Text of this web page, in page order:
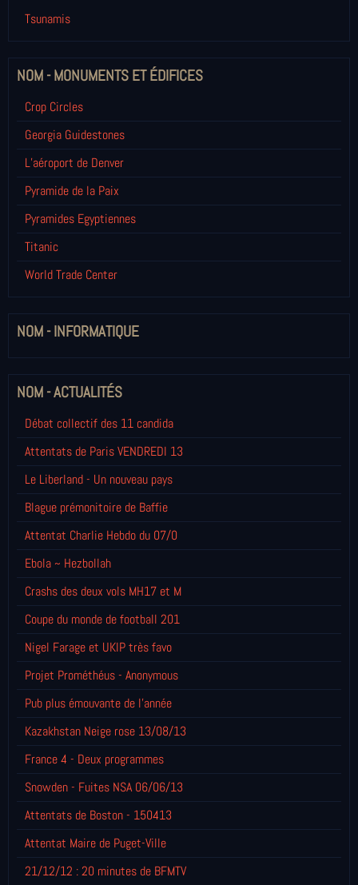
Tsunamis
NOM - MONUMENTS ET ÉDIFICES
Crop Circles
Georgia Guidestones
L’aéroport de Denver
Pyramide de la Paix
Pyramides Egyptiennes
Titanic
World Trade Center
NOM - INFORMATIQUE
NOM - ACTUALITÉS
Débat collectif des 11 candida
Attentats de Paris VENDREDI 13
Le Liberland - Un nouveau pays
Blague prémonitoire de Baffie
Attentat Charlie Hebdo du 07/0
Ebola ~ Hezbollah
Crashs des deux vols MH17 et M
Coupe du monde de football 201
Nigel Farage et UKIP très favo
Projet Prométhéus - Anonymous
Pub plus émouvante de l'année
Kazakhstan Neige rose 13/08/13
France 4 - Deux programmes
Snowden - Fuites NSA 06/06/13
Attentats de Boston - 150413
Attentat Maire de Puget-Ville
21/12/12 : 20 minutes de BFMTV